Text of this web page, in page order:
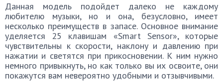
Данная модель подойдет далеко не каждому
любителю музыки, но и она, безусловно, имеет
несколько преимуществ в запасе. Основное внимание
уделяется 25 клавишам «Smart Sensor», которые
чувствительны к скорости, наклону и давлению при
нажатии и светятся при прикосновении. К ним нужно
немного привыкнуть, но как только вы их освоите, они
покажутся вам невероятно удобными и отзывчивыми.